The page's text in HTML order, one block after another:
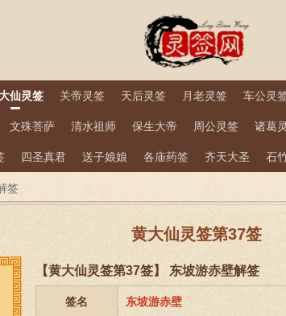
仙灵签 关帝灵签 天后灵签 月老灵签 车公灵
文殊菩萨 清水祖师 保生大帝 周公灵签 诸葛
四圣真君 送子娘娘 各庙药签 齐天大圣 石
签
黄大仙灵签第37签
【黄大仙灵签第37签】 东坡游赤壁解签
签名 东坡游赤壁